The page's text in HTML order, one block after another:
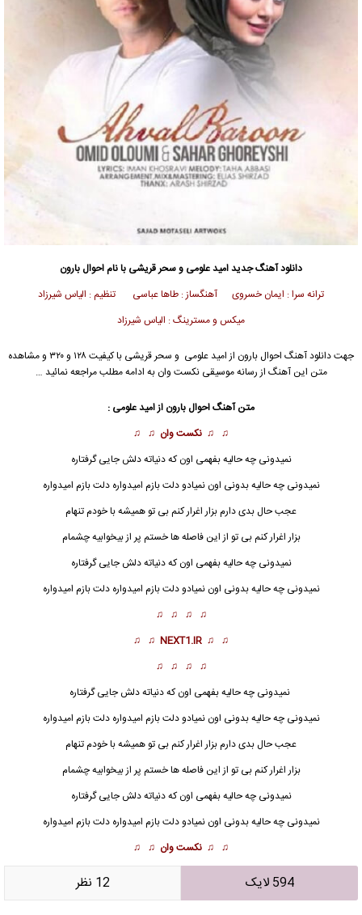
دانلود آهنگ جدیدامید علومی و سحر قریشی با نام احوال بارون
ترانه سرا : ایمان خسروی آهنگساز : طاها عباسی تنظیم : الیاس شیرزاد
میکس و مسترینگ : الیاس شیرزاد
جهت دانلود آهنگ احوال بارون از امید علومی و سحر قریشی
با کیفیت ۱۲۸ و ۳۲۰ و مشاهده
متن این آهنگ از رسانه موسیقی نکست وان به ادامه مطلب مراجعه نمائید …
متن آهنگ احوال بارون از امید علومی :
♫ ♫ نکست وان ♫ ♫
نمیدونی چه حالیه بفهمی اون که دنیاته دلش جایی گرفتاره
نمیدونی چه حالیه بدونی اون نمیادو دلت بازم امیدواره دلت بازم امیدواره
عجب حال بدی دارم بزار اغرار کنم بی تو همیشه با خودم تنهام
بزار اغرار کنم بی تو از این فاصله ها خستم پر از بیخوابیه چشمام
نمیدونی چه حالیه بفهمی اون که دنیاته دلش جایی گرفتاره
نمیدونی چه حالیه بدونی اون نمیادو دلت بازم امیدواره دلت بازم امیدواره
♫ ♫ ♫ ♫
♫ ♫
NEXT1.IR
♫ ♫
♫ ♫ ♫ ♫
نمیدونی چه حالیه بفهمی اون که دنیاته دلش جایی گرفتاره
نمیدونی چه حالیه بدونی اون نمیادو دلت بازم امیدواره دلت بازم امیدواره
عجب حال بدی دارم بزار اغرار کنم بی تو همیشه با خودم تنهام
بزار اغرار کنم بی تو از این فاصله ها خستم پر از بیخوابیه چشمام
نمیدونی چه حالیه بفهمی اون که دنیاته دلش جایی گرفتاره
نمیدونی چه حالیه بدونی اون نمیادو دلت بازم امیدواره دلت بازم امیدواره
♫ ♫ نکست وان ♫ ♫
594 لایک 12 نظر